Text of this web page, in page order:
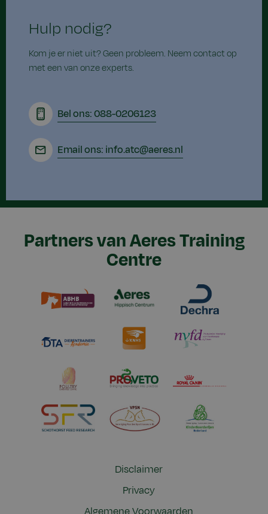
Hulp nodig?
Kom je er niet uit? Geen probleem. Neem contact op
met een van onze experts.
Bel ons: 088-0206123
Email ons: info.atc@aeres.nl
Partners van Aeres Training
Centre
Disclaimer
Privacy